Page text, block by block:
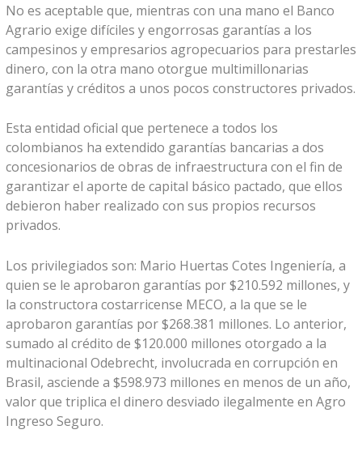
No es aceptable que, mientras con una mano el Banco
Agrario exige difíciles y engorrosas garantías a los
campesinos y empresarios agropecuarios para prestarles
dinero, con la otra mano otorgue multimillonarias
garantías y créditos a unos pocos constructores privados.
Esta entidad oficial que pertenece a todos los
colombianos ha extendido garantías bancarias a dos
concesionarios de obras de infraestructura con el fin de
garantizar el aporte de capital básico pactado, que ellos
debieron haber realizado con sus propios recursos
privados.
Los privilegiados son: Mario Huertas Cotes Ingeniería, a
quien se le aprobaron garantías por $210.592 millones, y
la constructora costarricense MECO, a la que se le
aprobaron garantías por $268.381 millones. Lo anterior,
sumado al crédito de $120.000 millones otorgado a la
multinacional Odebrecht, involucrada en corrupción en
Brasil, asciende a $598.973 millones en menos de un año,
valor que triplica el dinero desviado ilegalmente en Agro
Ingreso Seguro.